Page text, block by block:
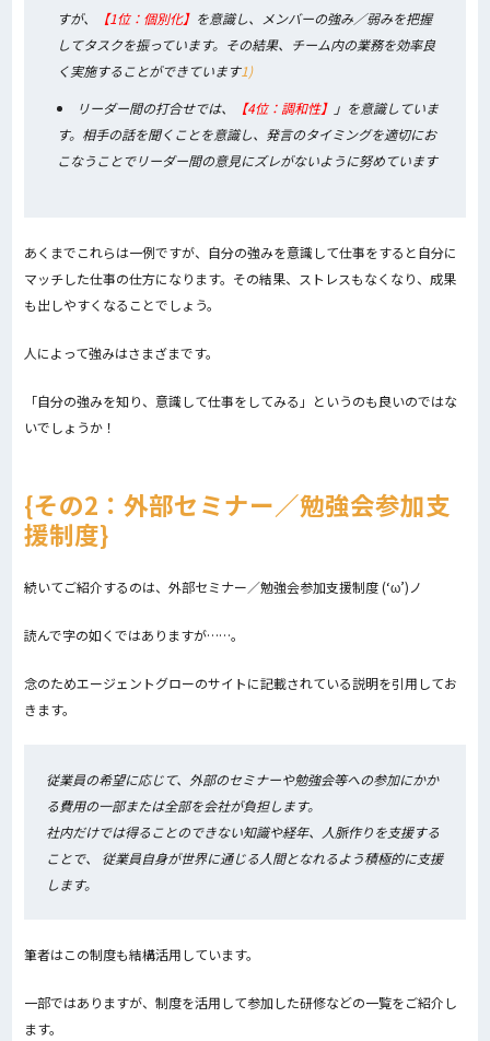
すが、
【1位：個別化】 を意識し、メンバーの強み／弱みを把握
してタスクを振っています。その結果、チーム内の業務を効率良
く実施することができています1)
リーダー間の打合せでは、
【4位：調和性】 」を意識していま
す。相手の話を聞くことを意識し、発言のタイミングを適切にお
こなうことでリーダー間の意見にズレがないように努めています
あくまでこれらは一例ですが、自分の強みを意識して仕事をすると自分に
マッチした仕事の仕方になります。その結果、ストレスもなくなり、成果
も出しやすくなることでしょう。
人によって強みはさまざまです。
「自分の強みを知り、意識して仕事をしてみる」というのも良いのではな
いでしょうか！
その2：外部セミナー／勉強会参加支
援制度
続いてご紹介するのは、外部セミナー／勉強会参加支援制度 (‘ω’)ノ
読んで字の如くではありますが……。
念のためエージェントグローのサイトに記載されている説明を引用してお
きます。
従業員の希望に応じて、外部のセミナーや勉強会等への参加にかか
る費用の一部または全部を会社が負担します。
社内だけでは得ることのできない知識や経年、人脈作りを支援する
ことで、 従業員自身が世界に通じる人間となれるよう積極的に支援
します。
筆者はこの制度も結構活用しています。
一部ではありますが、制度を活用して参加した研修などの一覧をご紹介し
ます。